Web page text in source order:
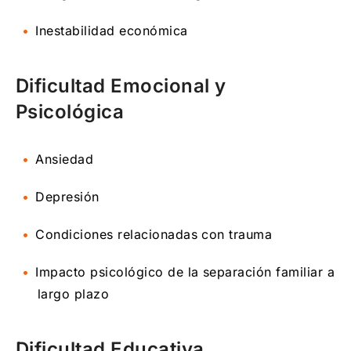
Inestabilidad económica
Dificultad Emocional y
Psicológica
Ansiedad
Depresión
Condiciones relacionadas con trauma
Impacto psicológico de la separación familiar a
largo plazo